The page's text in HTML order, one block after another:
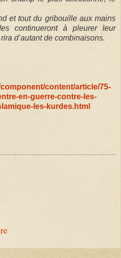
et tout du gribouille aux mains
continueront à pleurer leur
d’autant de combinaisons.
content/article/75-
en-guerre-contre-les-
les-kurdes.html